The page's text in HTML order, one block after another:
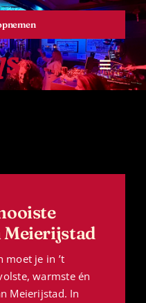
Toggle
Meierijstad
moet je in ’t
warmste én
Meierijstad. In